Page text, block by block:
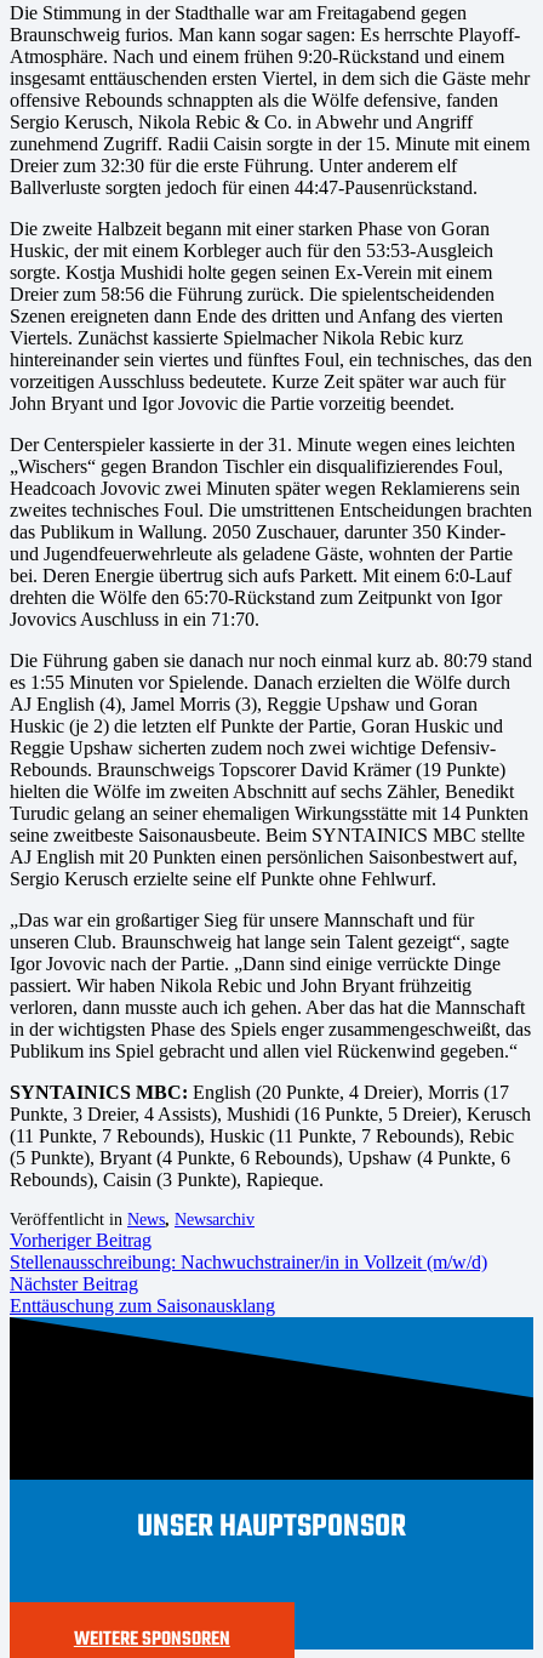
Die Stimmung in der Stadthalle war am Freitagabend gegen
Braunschweig furios. Man kann sogar sagen: Es herrschte Playoff-
Atmosphäre. Nach und einem frühen 9:20-Rückstand und einem
insgesamt enttäuschenden ersten Viertel, in dem sich die Gäste mehr
offensive Rebounds schnappten als die Wölfe defensive, fanden
Sergio Kerusch, Nikola Rebic & Co. in Abwehr und Angriff
zunehmend Zugriff. Radii Caisin sorgte in der 15. Minute mit einem
Dreier zum 32:30 für die erste Führung. Unter anderem elf
Ballverluste sorgten jedoch für einen 44:47-Pausenrückstand.
Die zweite Halbzeit begann mit einer starken Phase von Goran
Huskic, der mit einem Korbleger auch für den 53:53-Ausgleich
sorgte. Kostja Mushidi holte gegen seinen Ex-Verein mit einem
Dreier zum 58:56 die Führung zurück. Die spielentscheidenden
Szenen ereigneten dann Ende des dritten und Anfang des vierten
Viertels. Zunächst kassierte Spielmacher Nikola Rebic kurz
hintereinander sein viertes und fünftes Foul, ein technisches, das den
vorzeitigen Ausschluss bedeutete. Kurze Zeit später war auch für
John Bryant und Igor Jovovic die Partie vorzeitig beendet.
Der Centerspieler kassierte in der 31. Minute wegen eines leichten
„Wischers“ gegen Brandon Tischler ein disqualifizierendes Foul,
Headcoach Jovovic zwei Minuten später wegen Reklamierens sein
zweites technisches Foul. Die umstrittenen Entscheidungen brachten
das Publikum in Wallung. 2050 Zuschauer, darunter 350 Kinder-
und Jugendfeuerwehrleute als geladene Gäste, wohnten der Partie
bei. Deren Energie übertrug sich aufs Parkett. Mit einem 6:0-Lauf
drehten die Wölfe den 65:70-Rückstand zum Zeitpunkt von Igor
Jovovics Auschluss in ein 71:70.
Die Führung gaben sie danach nur noch einmal kurz ab. 80:79 stand
es 1:55 Minuten vor Spielende. Danach erzielten die Wölfe durch
AJ English (4), Jamel Morris (3), Reggie Upshaw und Goran
Huskic (je 2) die letzten elf Punkte der Partie, Goran Huskic und
Reggie Upshaw sicherten zudem noch zwei wichtige Defensiv-
Rebounds. Braunschweigs Topscorer David Krämer (19 Punkte)
hielten die Wölfe im zweiten Abschnitt auf sechs Zähler, Benedikt
Turudic gelang an seiner ehemaligen Wirkungsstätte mit 14 Punkten
seine zweitbeste Saisonausbeute. Beim SYNTAINICS MBC stellte
AJ English mit 20 Punkten einen persönlichen Saisonbestwert auf,
Sergio Kerusch erzielte seine elf Punkte ohne Fehlwurf.
„Das war ein großartiger Sieg für unsere Mannschaft und für
unseren Club. Braunschweig hat lange sein Talent gezeigt“, sagte
Igor Jovovic nach der Partie. „Dann sind einige verrückte Dinge
passiert. Wir haben Nikola Rebic und John Bryant frühzeitig
verloren, dann musste auch ich gehen. Aber das hat die Mannschaft
in der wichtigsten Phase des Spiels enger zusammengeschweißt, das
Publikum ins Spiel gebracht und allen viel Rückenwind gegeben.“
SYNTAINICS MBC: English (20 Punkte, 4 Dreier), Morris (17
Punkte, 3 Dreier, 4 Assists), Mushidi (16 Punkte, 5 Dreier), Kerusch
(11 Punkte, 7 Rebounds), Huskic (11 Punkte, 7 Rebounds), Rebic
(5 Punkte), Bryant (4 Punkte, 6 Rebounds), Upshaw (4 Punkte, 6
Rebounds), Caisin (3 Punkte), Rapieque.
Veröffentlicht in News, Newsarchiv
Vorheriger Beitrag
Stellenausschreibung: Nachwuchstrainer/in in Vollzeit (m/w/d)
Nächster Beitrag
Enttäuschung zum Saisonausklang
UNSER HAUPTSPONSOR
WEITERE SPONSOREN